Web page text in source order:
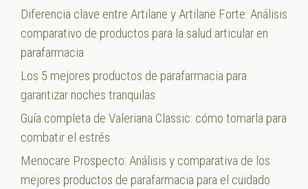
Diferencia clave entre Artilane y Artilane Forte: Análisis
comparativo de productos para la salud articular en
parafarmacia
Los 5 mejores productos de parafarmacia para
garantizar noches tranquilas
Guía completa de Valeriana Classic: cómo tomarla para
combatir el estrés
Menocare Prospecto: Análisis y comparativa de los
mejores productos de parafarmacia para el cuidado